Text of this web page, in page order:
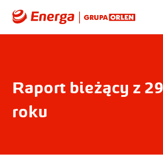
Raport bieżący z
roku